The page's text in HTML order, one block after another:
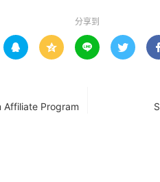
分享到
    
Affiliate Program